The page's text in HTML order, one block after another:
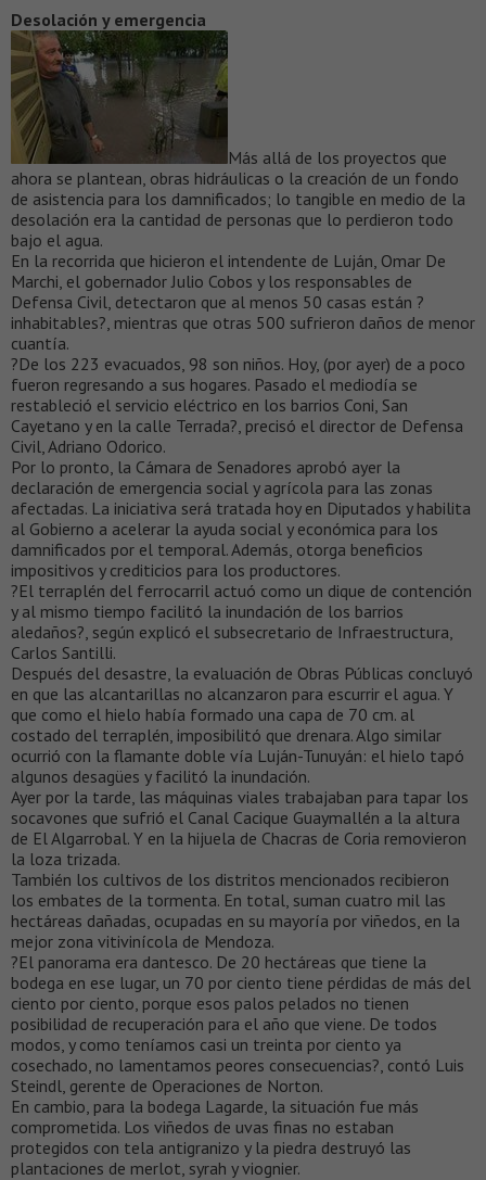
Desolación y emergencia
Más allá de los proyectos que
ahora se plantean, obras hidráulicas o la creación de un fondo
de asistencia para los damnificados; lo tangible en medio de la
desolación era la cantidad de personas que lo perdieron todo
bajo el agua.
En la recorrida que hicieron el intendente de Luján, Omar De
Marchi, el gobernador Julio Cobos y los responsables de
Defensa Civil, detectaron que al menos 50 casas están ?
inhabitables?, mientras que otras 500 sufrieron daños de menor
cuantía.
?De los 223 evacuados, 98 son niños. Hoy, (por ayer) de a poco
fueron regresando a sus hogares. Pasado el mediodía se
restableció el servicio eléctrico en los barrios Coni, San
Cayetano y en la calle Terrada?, precisó el director de Defensa
Civil, Adriano Odorico.
Por lo pronto, la Cámara de Senadores aprobó ayer la
declaración de emergencia social y agrícola para las zonas
afectadas. La iniciativa será tratada hoy en Diputados y habilita
al Gobierno a acelerar la ayuda social y económica para los
damnificados por el temporal. Además, otorga beneficios
impositivos y crediticios para los productores.
?El terraplén del ferrocarril actuó como un dique de contención
y al mismo tiempo facilitó la inundación de los barrios
aledaños?, según explicó el subsecretario de Infraestructura,
Carlos Santilli.
Después del desastre, la evaluación de Obras Públicas concluyó
en que las alcantarillas no alcanzaron para escurrir el agua. Y
que como el hielo había formado una capa de 70 cm. al
costado del terraplén, imposibilitó que drenara. Algo similar
ocurrió con la flamante doble vía Luján-Tunuyán: el hielo tapó
algunos desagües y facilitó la inundación.
Ayer por la tarde, las máquinas viales trabajaban para tapar los
socavones que sufrió el Canal Cacique Guaymallén a la altura
de El Algarrobal. Y en la hijuela de Chacras de Coria removieron
la loza trizada.
También los cultivos de los distritos mencionados recibieron
los embates de la tormenta. En total, suman cuatro mil las
hectáreas dañadas, ocupadas en su mayoría por viñedos, en la
mejor zona vitivinícola de Mendoza.
?El panorama era dantesco. De 20 hectáreas que tiene la
bodega en ese lugar, un 70 por ciento tiene pérdidas de más del
ciento por ciento, porque esos palos pelados no tienen
posibilidad de recuperación para el año que viene. De todos
modos, y como teníamos casi un treinta por ciento ya
cosechado, no lamentamos peores consecuencias?, contó Luis
Steindl, gerente de Operaciones de Norton.
En cambio, para la bodega Lagarde, la situación fue más
comprometida. Los viñedos de uvas finas no estaban
protegidos con tela antigranizo y la piedra destruyó las
plantaciones de merlot, syrah y viognier.